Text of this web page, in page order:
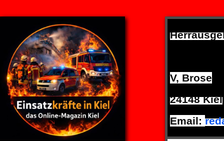
V, Brose
24148 Kiel
Email: